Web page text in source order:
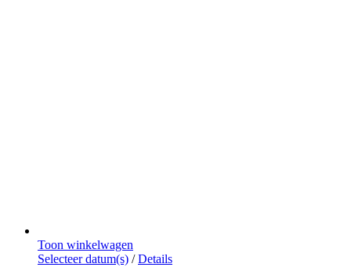
Toon winkelwagen
Selecteer datum(s) Dit
/ Details